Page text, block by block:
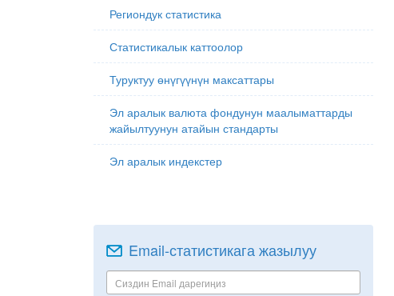
Региондук статистика
Статистикалык каттоолор
Туруктуу өнүгүүнүн максаттары
Эл аралык валюта фондунун маалыматтарды
жайылтуунун атайын стандарты
Эл аралык индекстер
Email-статистикага жазылуу